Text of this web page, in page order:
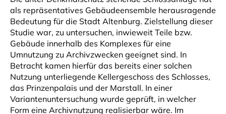
als repräsentatives Gebäudeensemble herausragende
Bedeutung für die Stadt Altenburg. Zielstellung dieser
Studie war, zu untersuchen, inwieweit Teile bzw.
Gebäude innerhalb des Komplexes für eine
Umnutzung zu Archivzwecken geeignet sind. In
Betracht kamen hierfür das bereits einer solchen
Nutzung unterliegende Kellergeschoss des Schlosses,
das Prinzenpalais und der Marstall. In einer
Variantenuntersuchung wurde geprüft, in welcher
Form eine Archivnutzung realisierbar wäre. Im